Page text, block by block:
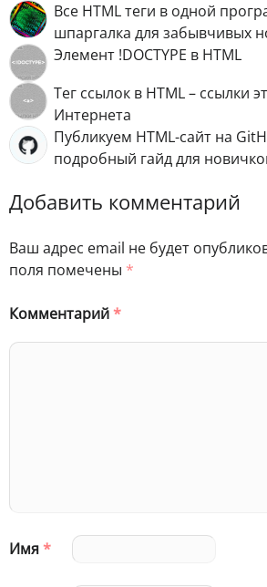
Все HTML теги в одной
шпаргалка для забывчивых
Элемент !DOCTYPE в HTML
Тег ссылок в HTML – ссылки
Интернета
Публикуем HTML-сайт на
подробный гайд для
Добавить комментарий
Ваш адрес email не будет
поля помечены *
Комментарий*
Имя*